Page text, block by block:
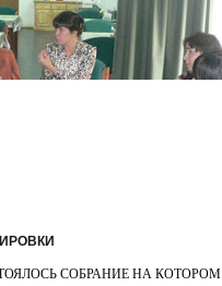
СОБРАНИЕ НА КОТОРОМ